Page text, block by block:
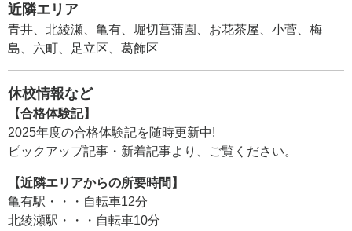
近隣エリア
青井、北綾瀬、亀有、堀切菖蒲園、お花茶屋、小菅、梅
島、六町、足立区、葛飾区
休校情報など
【合格体験記】
2025年度の合格体験記を随時更新中!
ピックアップ記事・新着記事より、ご覧ください。
【近隣エリアからの所要時間】
亀有駅・・・自転車12分
北綾瀬駅・・・自転車10分